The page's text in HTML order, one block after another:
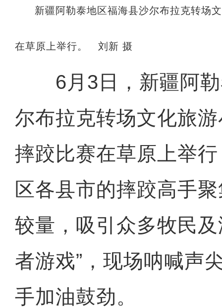
新疆阿勒泰地区福海县沙尔布拉克转场
在草原上举行。 刘新 摄
6月3日，新疆阿勒
尔布拉克转场文化旅
摔跤比赛在草原上举
区各县市的摔跤高手
较量，吸引众多牧民
者游戏”，现场呐喊声
手加油鼓劲。